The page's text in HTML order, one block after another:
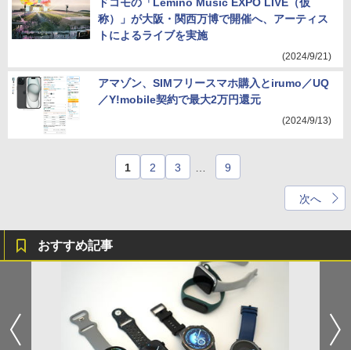
称）」が大阪・関西万博で開催へ、アーティス
トによるライブを実施
(2024/9/21)
アマゾン、SIMフリースマホ購入とirumo／UQ
／Y!mobile契約で最大2万円還元
(2024/9/13)
1 2 3 9
次へ
おすすめ記事